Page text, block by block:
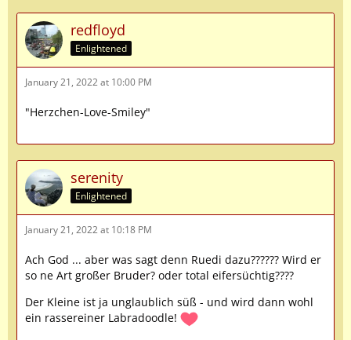
redfloyd
Enlightened
January 21, 2022 at 10:00 PM
"Herzchen-Love-Smiley"
serenity
Enlightened
January 21, 2022 at 10:18 PM
Ach God ... aber was sagt denn Ruedi dazu?????? Wird er
so ne Art großer Bruder? oder total eifersüchtig????
Der Kleine ist ja unglaublich süß - und wird dann wohl
ein rassereiner Labradoodle!